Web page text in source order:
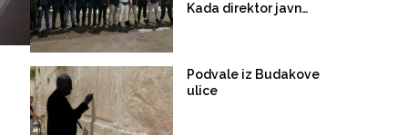
Kada direktor javnog
biti njegov kraj!
Podvale iz Budakove
ulice